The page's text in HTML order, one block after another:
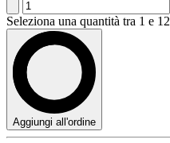
Seleziona una quantità tra 1 e 12
Aggiungi all'ordine